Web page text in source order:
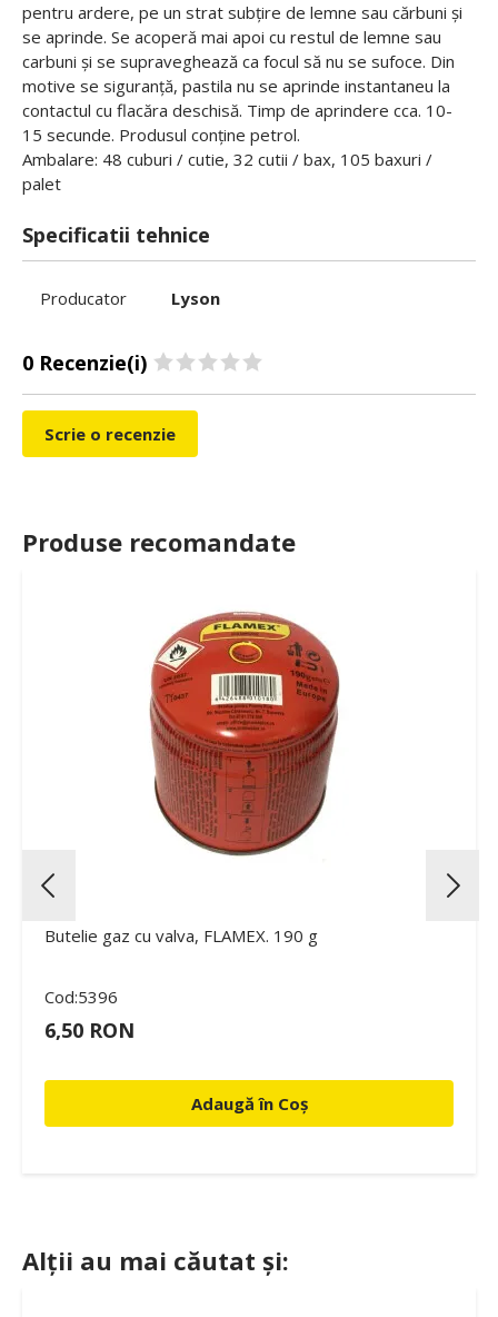
pentru ardere, pe un strat subțire de lemne sau cărbuni și
se aprinde. Se acoperă mai apoi cu restul de lemne sau
carbuni și se supraveghează ca focul să nu se sufoce. Din
motive se siguranță, pastila nu se aprinde instantaneu la
contactul cu flacăra deschisă. Timp de aprindere cca. 10-
15 secunde. Produsul conține petrol.
Ambalare: 48 cuburi / cutie, 32 cutii / bax, 105 baxuri /
palet
Specificatii tehnice
Producator Lyson
0 Recenzie(i)
Scrie o recenzie
Produse recomandate
Butelie gaz cu valva, FLAMEX. 190 g
Cod:5396
6,50 RON
Adaugă în Coș
Alții au mai căutat și: